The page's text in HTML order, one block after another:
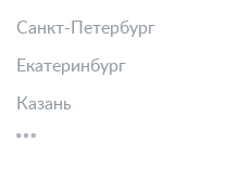
Санкт-Петербург
Екатеринбург
Казань